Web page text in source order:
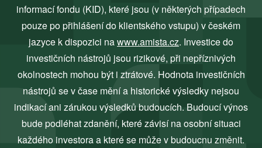
informací fondu (KID), které jsou (v některých případech
pouze po přihlášení do klientského vstupu) v českém
jazyce k dispozici nawww.amista.cz. Investice do
investičních nástrojů jsou rizikové, při nepříznivých
okolnostech mohou být i ztrátové. Hodnota investičních
nástrojů se v čase mění a historické výsledky nejsou
indikací ani zárukou výsledků budoucích. Budoucí výnos
bude podléhat zdanění, které závisí na osobní situaci
každého investora a které se může v budoucnu změnit.